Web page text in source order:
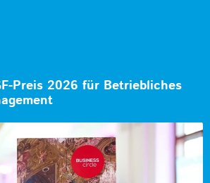
Preis 2026 für Betriebliches